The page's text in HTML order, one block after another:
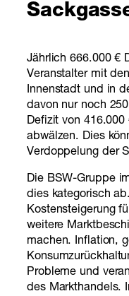
Jährlich 666.000 €
Veranstalter mit
Innenstadt und in
davon nur noch
Defizit von
abwälzen. Dies
Verdoppelung der
Die BSW-Gruppe
dies kategorisch
Kostensteigerung
weitere
machen. Inflation,
Probleme und
des Markthandels.